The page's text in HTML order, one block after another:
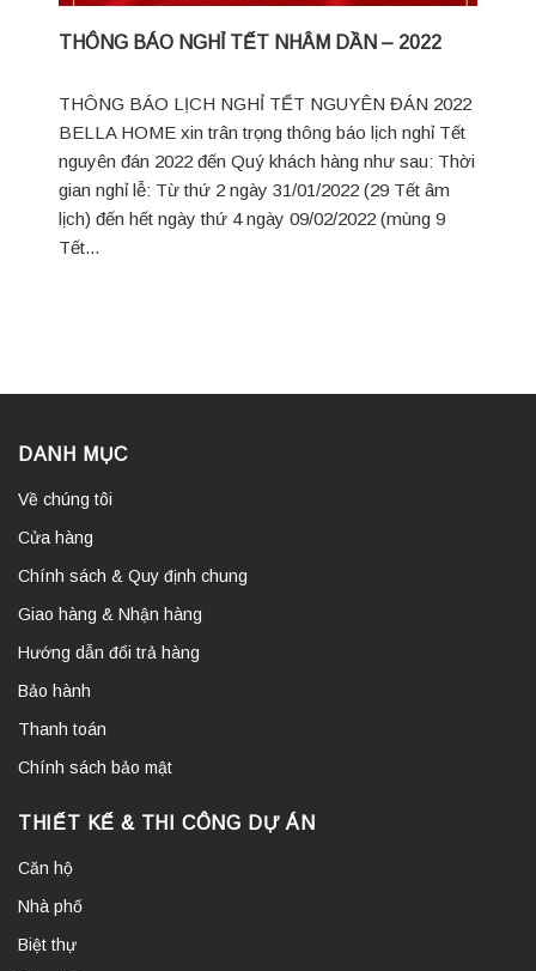
THÔNG BÁO NGHỈ TẾT NHÂM DẦN – 2022
THÔNG BÁO LỊCH NGHỈ TẾT NGUYÊN ĐÁN 2022
BELLA HOME xin trân trọng thông báo lịch nghỉ Tết
nguyên đán 2022 đến Quý khách hàng như sau: Thời
gian nghỉ lễ: Từ thứ 2 ngày 31/01/2022 (29 Tết âm
lịch) đến hết ngày thứ 4 ngày 09/02/2022 (mùng 9
Tết...
DANH MỤC
Về chúng tôi
Cửa hàng
Chính sách & Quy định chung
Giao hàng & Nhận hàng
Hướng dẫn đổi trả hàng
Bảo hành
Thanh toán
Chính sách bảo mật
THIẾT KẾ & THI CÔNG DỰ ÁN
Căn hộ
Nhà phố
Biệt thự